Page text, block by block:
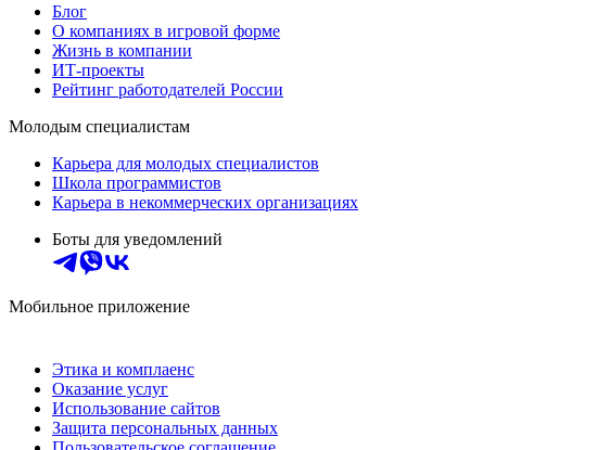
Блог
О компаниях в игровой форме
Жизнь в компании
ИТ-проекты
Рейтинг работодателей России
Молодым специалистам
Карьера для молодых специалистов
Школа программистов
Карьера в некоммерческих организациях
Боты для уведомлений
Мобильное приложение
Этика и комплаенс
Оказание услуг
Использование сайтов
Защита персональных данных